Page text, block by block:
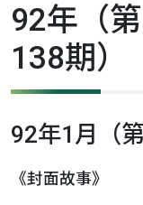
92年（
138期）
92年1月（
《封面故事》